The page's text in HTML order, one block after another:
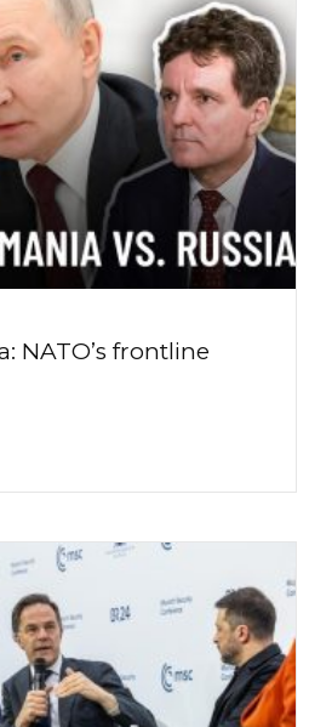
NATO’s frontline